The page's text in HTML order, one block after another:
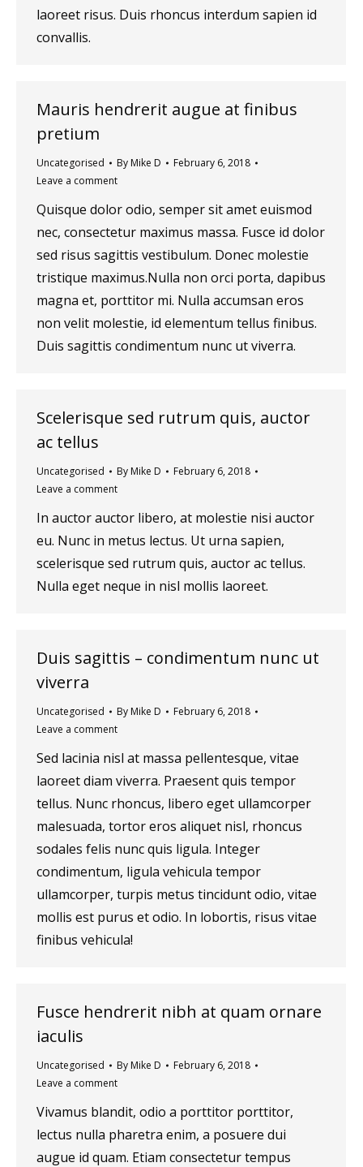
laoreet risus. Duis rhoncus interdum sapien id
convallis.
Mauris hendrerit augue at finibus
pretium
Uncategorised By Mike D
February 6, 2018
Leave a comment
Quisque dolor odio, semper sit amet euismod
nec, consectetur maximus massa. Fusce id dolor
sed risus sagittis vestibulum. Donec molestie
tristique maximus.Nulla non orci porta, dapibus
magna et, porttitor mi. Nulla accumsan eros
non velit molestie, id elementum tellus finibus.
Duis sagittis condimentum nunc ut viverra.
Scelerisque sed rutrum quis, auctor
ac tellus
Uncategorised By Mike D
February 6, 2018
Leave a comment
In auctor auctor libero, at molestie nisi auctor
eu. Nunc in metus lectus. Ut urna sapien,
scelerisque sed rutrum quis, auctor ac tellus.
Nulla eget neque in nisl mollis laoreet.
Duis sagittis – condimentum nunc ut
viverra
Uncategorised By Mike D
February 6, 2018
Leave a comment
Sed lacinia nisl at massa pellentesque, vitae
laoreet diam viverra. Praesent quis tempor
tellus. Nunc rhoncus, libero eget ullamcorper
malesuada, tortor eros aliquet nisl, rhoncus
sodales felis nunc quis ligula. Integer
condimentum, ligula vehicula tempor
ullamcorper, turpis metus tincidunt odio, vitae
mollis est purus et odio. In lobortis, risus vitae
finibus vehicula!
Fusce hendrerit nibh at quam ornare
iaculis
Uncategorised By Mike D
February 6, 2018
Leave a comment
Vivamus blandit, odio a porttitor porttitor,
lectus nulla pharetra enim, a posuere dui
augue id quam. Etiam consectetur tempus